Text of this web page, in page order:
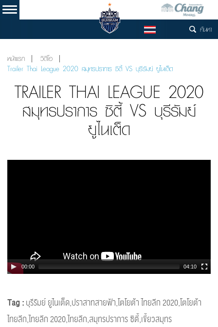
TH ค้นหา
หน้าแรก
วิดีโอ
Trailer Thai League 2020 สมุทรปราการ ซิตี้ VS บุรีรัมย์ ยูไนเต็ด
TRAILER THAI LEAGUE 2020
สมุทรปราการ ซิตี้ VS บุรีรัมย์
ยูไนเต็ด
00:00 04:10
Tag :บุรีรัมย์ ยูไนเต็ด,ปราสาทสายฟ้า,โตโยต้า ไทยลีก 2020,โตโยต้า
ไทยลีก,ไทยลีก 2020,ไทยลีก,สมุทรปราการ ซิตี้,เขี้ยวสมุทร